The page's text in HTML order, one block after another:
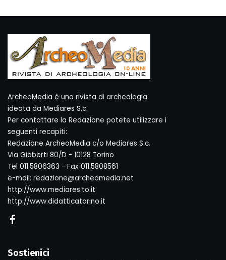
ArcheoMedia è una rivista di archeologia
ideata da Mediares S.c.
Per contattare la Redazione potete utilizzare i
seguenti recapiti:
Redazione ArcheoMedia c/o Mediares S.c.
Via Gioberti 80/D - 10128 Torino
Tel 011.5806363 - Fax 011.5808561
e-mail: redazione@archeomedia.net
http://www.mediares.to.it
http://www.didatticatorino.it
Sostienici